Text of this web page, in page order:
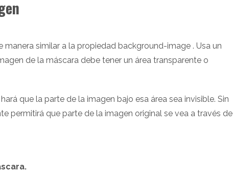
similar a la propiedad background-image . Usa un
de la máscara debe tener un área transparente o
que la parte de la imagen bajo esa área sea invisible. Sin
permitirá que parte de la imagen original se vea a través de